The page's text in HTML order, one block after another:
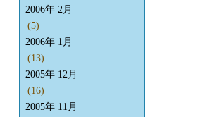
2006年 2月
(5)
2006年 1月
(13)
2005年 12月
(16)
2005年 11月